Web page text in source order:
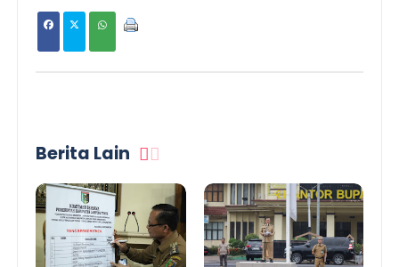
Berita Lain